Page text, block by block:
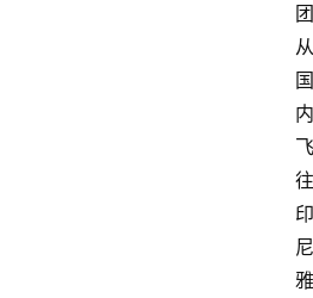
团
从
国
内
飞
往
印
尼
雅